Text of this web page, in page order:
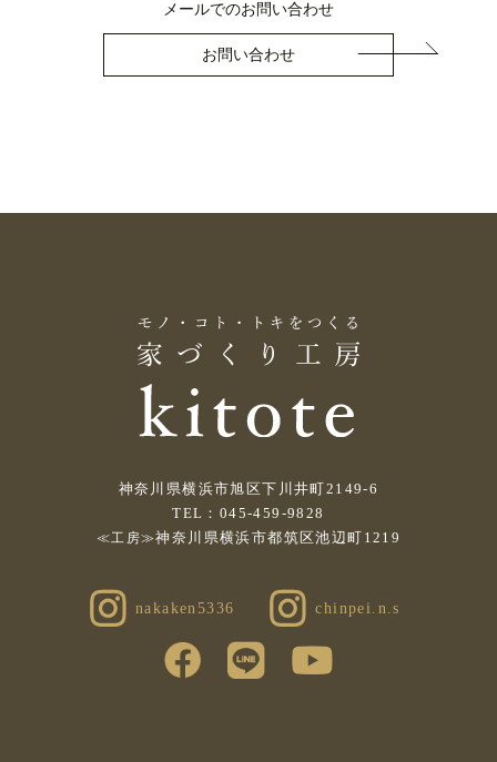
メールでのお問い合わせ
お問い合わせ
神奈川県横浜市旭区下川井町2149-6
TEL：045-459-9828
≪工房≫神奈川県横浜市都筑区池辺町1219
nakaken5336 chinpei.n.s